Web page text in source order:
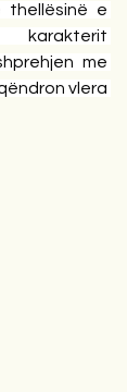
thellësinë e
me
vlera